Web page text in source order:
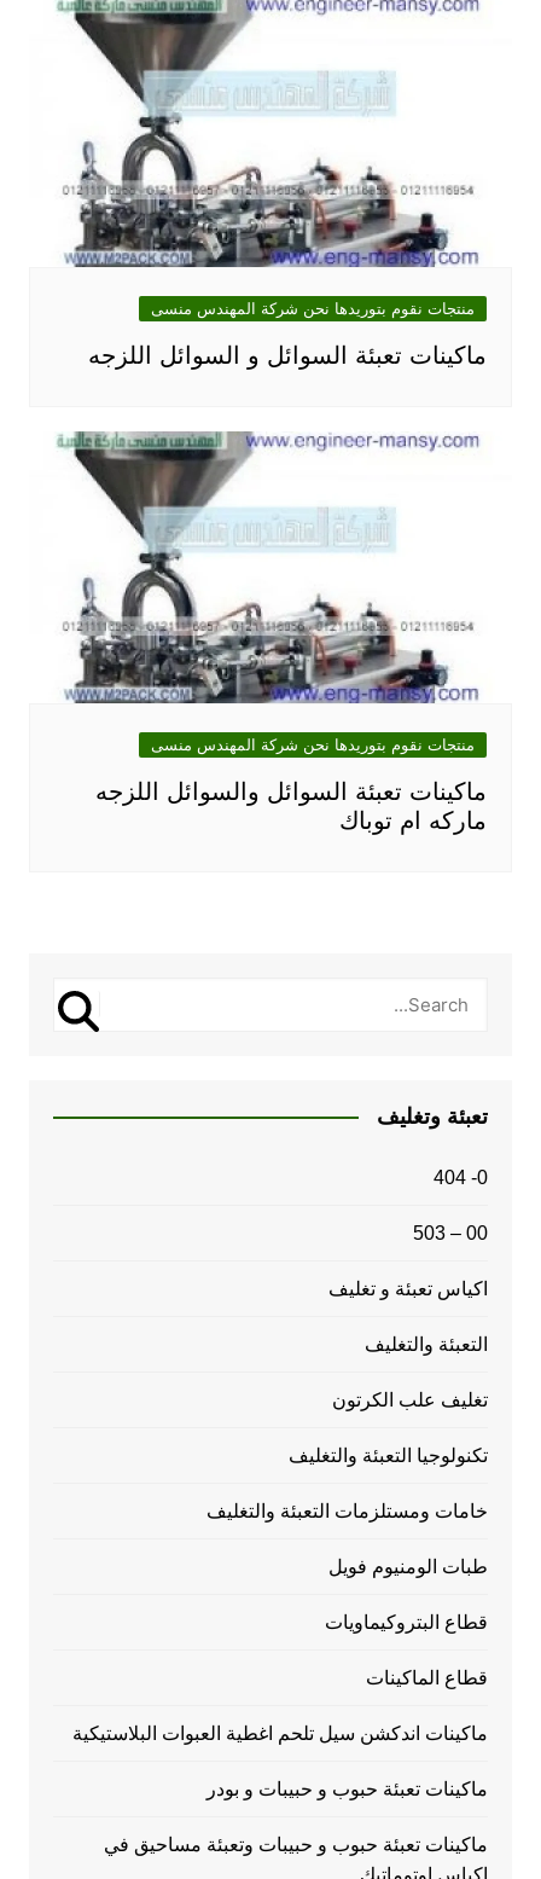
منتجات نقوم بتوريدها نحن شركة المهندس منسى
ماكينات تعبئة السوائل و السوائل اللزجه
منتجات نقوم بتوريدها نحن شركة المهندس منسى
ماكينات تعبئة السوائل والسوائل اللزجه
ماركه ام توباك
تعبئة وتغليف
0- 404
00 – 503
اكياس تعبئة و تغليف
التعبئة والتغليف
تغليف علب الكرتون
تكنولوجيا التعبئة والتغليف
خامات ومستلزمات التعبئة والتغليف
طبات الومنيوم فويل
قطاع البتروكيماويات
قطاع الماكينات
ماكينات اندكشن سيل تلحم اغطية العبوات البلاستيكية
ماكينات تعبئة حبوب و حبيبات و بودر
ماكينات تعبئة حبوب و حبيبات وتعبئة مساحيق في
اكياس اوتوماتيك